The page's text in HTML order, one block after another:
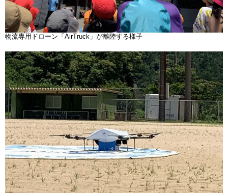
物流専用ドローン「AirTruck」が離陸する様子